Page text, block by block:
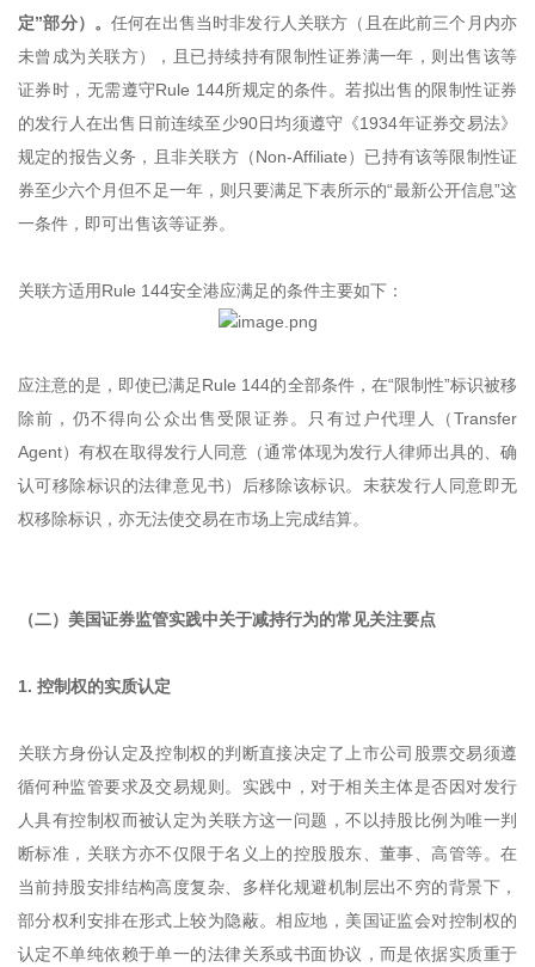
定”部分）。任何在出售当时非发行人关联方（且在此前三个月内亦
未曾成为关联方），且已持续持有限制性证券满一年，则出售该等
证券时，无需遵守Rule 144所规定的条件。若拟出售的限制性证券
的发行人在出售日前连续至少90日均须遵守《1934年证券交易法》
规定的报告义务，且非关联方（Non-Affiliate）已持有该等限制性证
券至少六个月但不足一年，则只要满足下表所示的“最新公开信息”这
一条件，即可出售该等证券。
关联方适用Rule 144安全港应满足的条件主要如下：
应注意的是，即使已满足Rule 144的全部条件，在“限制性”标识被移
除前，仍不得向公众出售受限证券。只有过户代理人（Transfer
Agent）有权在取得发行人同意（通常体现为发行人律师出具的、确
认可移除标识的法律意见书）后移除该标识。未获发行人同意即无
权移除标识，亦无法使交易在市场上完成结算。
（二）美国证券监管实践中关于减持行为的常见关注要点
1. 控制权的实质认定
关联方身份认定及控制权的判断直接决定了上市公司股票交易须遵
循何种监管要求及交易规则。实践中，对于相关主体是否因对发行
人具有控制权而被认定为关联方这一问题，不以持股比例为唯一判
断标准，关联方亦不仅限于名义上的控股股东、董事、高管等。在
当前持股安排结构高度复杂、多样化规避机制层出不穷的背景下，
部分权利安排在形式上较为隐蔽。相应地，美国证监会对控制权的
认定不单纯依赖于单一的法律关系或书面协议，而是依据实质重于